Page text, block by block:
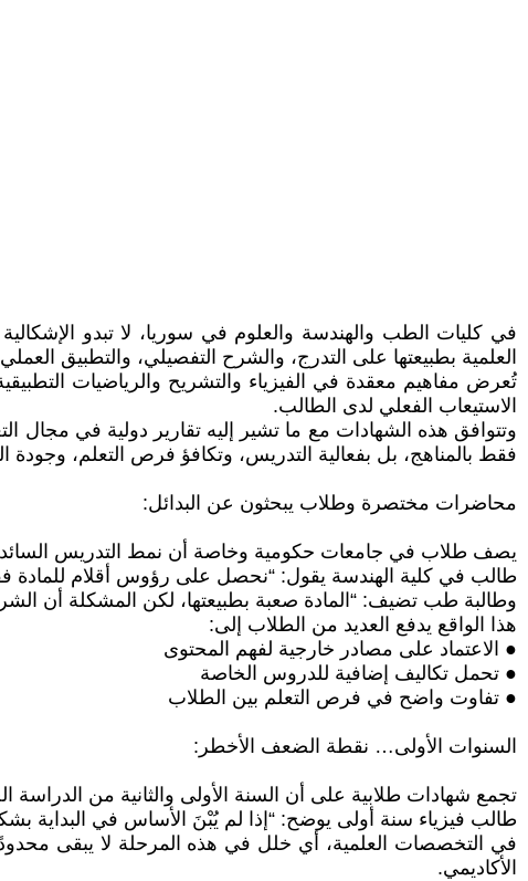
في كليات الطب والهندسة والعلوم في سوريا، لا تبدو
العلمية بطبيعتها على التدرج، والشرح التفصيلي، والتطبيق
تُعرض مفاهيم معقدة في الفيزياء والتشريح والرياضيات
الاستيعاب الفعلي لدى الطالب.
فقط بالمناهج، بل بفعالية التدريس، وتكافؤ فرص التعلم، وجودة
محاضرات مختصرة وطلاب يبحثون عن البدائل:
يصف طلاب في جامعات حكومية وخاصة أن نمط التدريس السائد
طالب في كلية الهندسة يقول: “نحصل على رؤوس أقلام للمادة
وطالبة طب تضيف: “المادة صعبة بطبيعتها، لكن المشكلة أن
هذا الواقع يدفع العديد من الطلاب إلى:
● الاعتماد على مصادر خارجية لفهم المحتوى
● تحمل تكاليف إضافية للدروس الخاصة
● تفاوت واضح في فرص التعلم بين الطلاب
السنوات الأولى… نقطة الضعف الأخطر:
تجمع شهادات طلابية على أن السنة الأولى والثانية من
طالب فيزياء سنة أولى يوضح: “إذا لم يُبْنَ الأساس في البداية
في التخصصات العلمية، أي خلل في هذه المرحلة لا يبقى
الأكاديمي.